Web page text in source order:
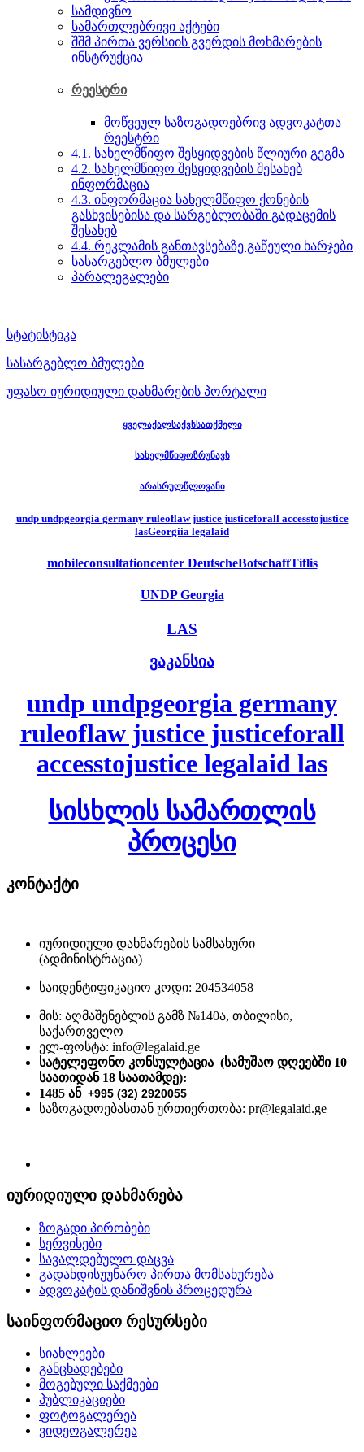
სამდივნო
სამართლებრივი აქტები
შშმ პირთა ვერსიის გვერდის მოხმარების
ინსტრუქცია
რეესტრი
მოწვეულ საზოგადოებრივ ადვოკატთა
რეესტრი
4.1. სახელმწიფო შესყიდვების წლიური გეგმა
4.2. სახელმწიფო შესყიდვების შესახებ
ინფორმაცია
4.3. ინფორმაცია სახელმწიფო ქონების
გასხვისებისა და სარგებლობაში გადაცემის
შესახებ
4.4. რეკლამის განთავსებაზე გაწეული ხარჯები
სასარგებლო ბმულები
პარალეგალები
სტატისტიკა
სასარგებლო ბმულები
უფასო იურიდიული დახმარების პორტალი
ყველაქალსაქვსსათქმელი
სახელმწიფოზრუნავს
არასრულწლოვანი
undp undpgeorgia germany ruleoflaw justice justiceforall accesstojustice
lasGeorgiia legalaid
mobileconsultationcenter DeutscheBotschaftTiflis
UNDP Georgia
LAS
ვაკანსია
undp undpgeorgia germany
ruleoflaw justice justiceforall
accesstojustice legalaid las
სისხლის სამართლის
პროცესი
კონტაქტი
იურიდიული დახმარების სამსახური
(ადმინისტრაცია)
საიდენტიფიკაციო კოდი: 204534058
მის: აღმაშენებლის გამზ №140ა, თბილისი,
საქართველო
ელ-ფოსტა: info@legalaid.ge
სატელეფონო კონსულტაცია (სამუშაო დღეებში 10
საათიდან 18 საათამდე):
1485 ან +995 (32) 2920055
საზოგადოებასთან ურთიერთობა: pr@legalaid.ge
იურიდიული დახმარება
ზოგადი პირობები
სერვისები
სავალდებულო დაცვა
გადახდისუუნარო პირთა მომსახურება
ადვოკატის დანიშვნის პროცედურა
საინფორმაციო რესურსები
სიახლეები
განცხადებები
მოგებული საქმეები
პუბლიკაციები
ფოტოგალერეა
ვიდეოგალერეა